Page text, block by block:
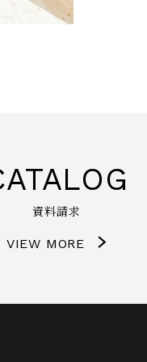
資料請求
VIEW MORE